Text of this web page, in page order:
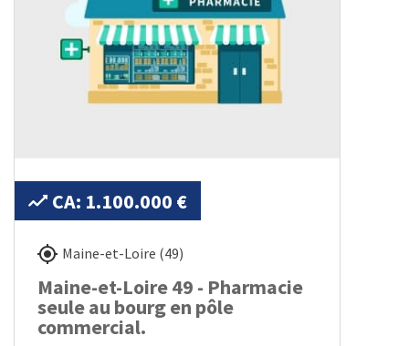
CA: 1.100.000 €
Maine-et-Loire (49)
Maine-et-Loire 49 - Pharmacie
seule au bourg en pôle
commercial.